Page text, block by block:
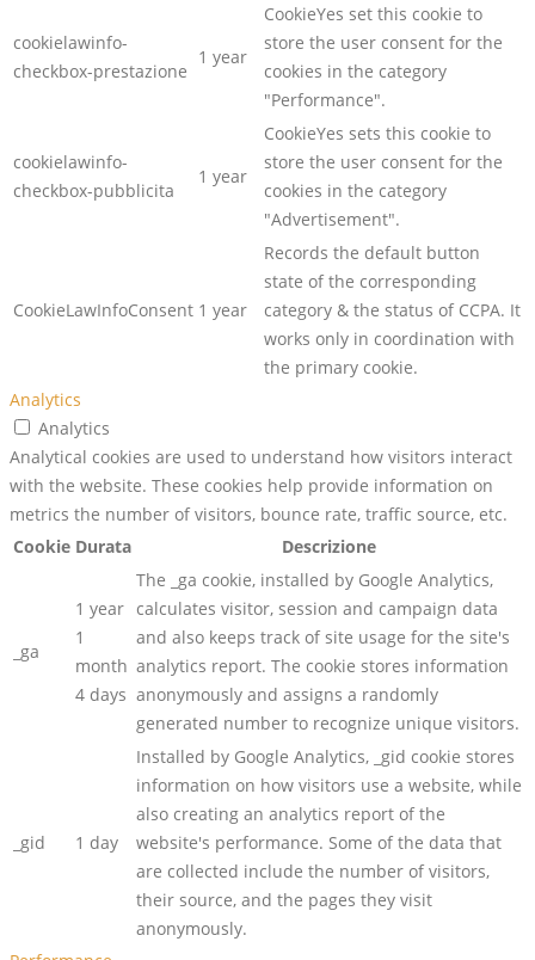
cookielawinfo-
checkbox-prestazione
1 year
CookieYes set this cookie to
store the user consent for the
cookies in the category
"Performance".
cookielawinfo-
checkbox-pubblicita
1 year
CookieYes sets this cookie to
store the user consent for the
cookies in the category
"Advertisement".
CookieLawInfoConsent 1 year
Records the default button
state of the corresponding
category & the status of CCPA. It
works only in coordination with
the primary cookie.
Analytics
Analytics
Analytical cookies are used to understand how visitors interact
with the website. These cookies help provide information on
metrics the number of visitors, bounce rate, traffic source, etc.
Cookie Durata Descrizione
_ga
1 year
1
month
4 days
The _ga cookie, installed by Google Analytics,
calculates visitor, session and campaign data
and also keeps track of site usage for the site's
analytics report. The cookie stores information
anonymously and assigns a randomly
generated number to recognize unique visitors.
_gid 1 day
Installed by Google Analytics, _gid cookie stores
information on how visitors use a website, while
also creating an analytics report of the
website's performance. Some of the data that
are collected include the number of visitors,
their source, and the pages they visit
anonymously.